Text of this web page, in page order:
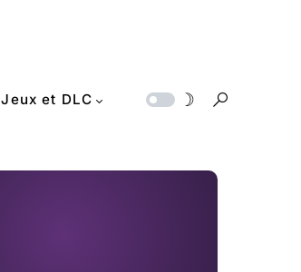
Jeux et DLC